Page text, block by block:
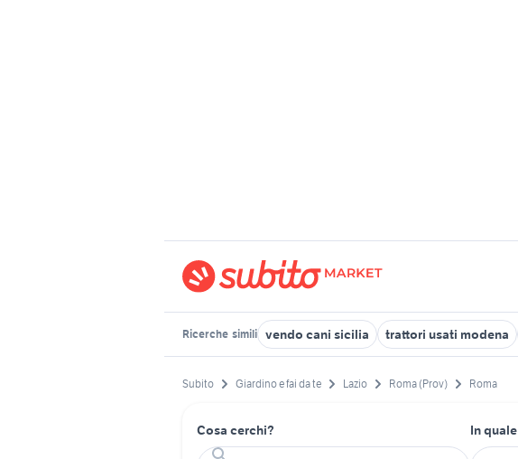
Ricerche simili vendo cani sicilia trattori usati modena
Subito Giardino e fai da te Lazio Roma (Prov) Roma
Cosa cerchi? In